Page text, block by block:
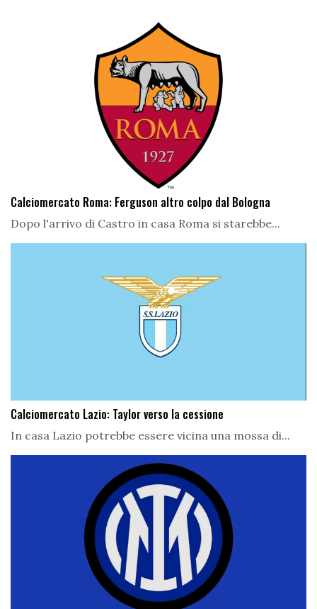
Calciomercato Roma: Ferguson altro colpo dal Bologna
Dopo l'arrivo di Castro in casa Roma si starebbe...
Calciomercato Lazio: Taylor verso la cessione
In casa Lazio potrebbe essere vicina una mossa di...